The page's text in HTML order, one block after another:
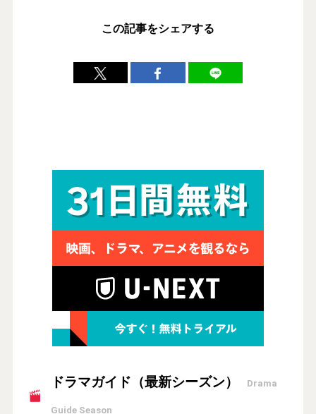
この記事をシェアする
ドラマガイド（最新シーズン） Drama
Guide Season